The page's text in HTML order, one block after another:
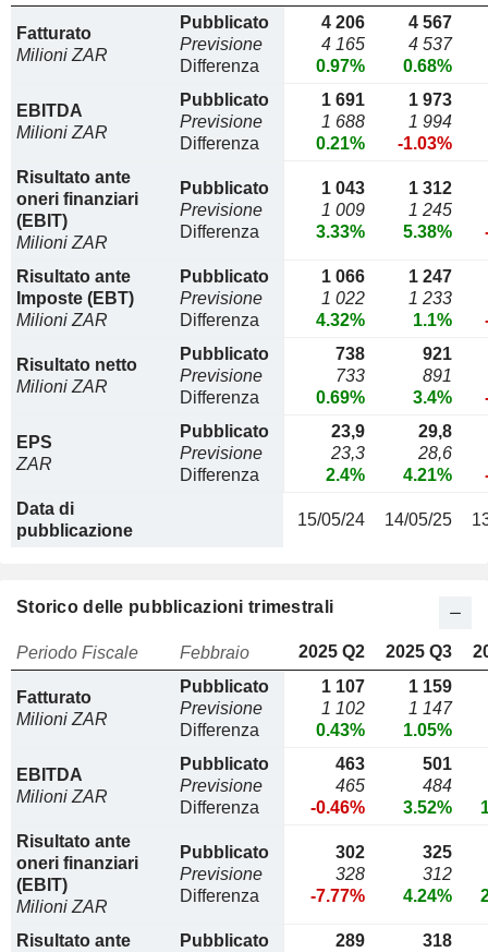
Fatturato
Milioni ZAR
Pubblicato
Previsione
Differenza
4 206
4 165
0.97%
4 567
4 537
0.68%
EBITDA
Milioni ZAR
Pubblicato
Previsione
Differenza
1 691
1 688
0.21%
1 973
1 994
-1.03%
Risultato ante
oneri finanziari
(EBIT)
Milioni ZAR
Pubblicato
Previsione
Differenza
1 043
1 009
3.33%
1 312
1 245
5.38%
Risultato ante
Imposte (EBT)
Milioni ZAR
Pubblicato
Previsione
Differenza
1 066
1 022
4.32%
1 247
1 233
1.1%
Risultato netto
Milioni ZAR
Pubblicato
Previsione
Differenza
738
733
0.69%
921
891
3.4%
EPS
ZAR
Pubblicato
Previsione
Differenza
23,9
23,3
2.4%
29,8
28,6
4.21%
Data di
pubblicazione
15/05/24 14/05/25
Storico delle pubblicazioni trimestrali
Periodo Fiscale Febbraio 2025 Q2 2025 Q3
Fatturato
Milioni ZAR
Pubblicato
Previsione
Differenza
1 107
1 102
0.43%
1 159
1 147
1.05%
EBITDA
Milioni ZAR
Pubblicato
Previsione
Differenza
463
465
-0.46%
501
484
3.52%
Risultato ante
oneri finanziari
(EBIT)
Milioni ZAR
Pubblicato
Previsione
Differenza
302
328
-7.77%
325
312
4.24%
Risultato ante
Pubblicato
289
318